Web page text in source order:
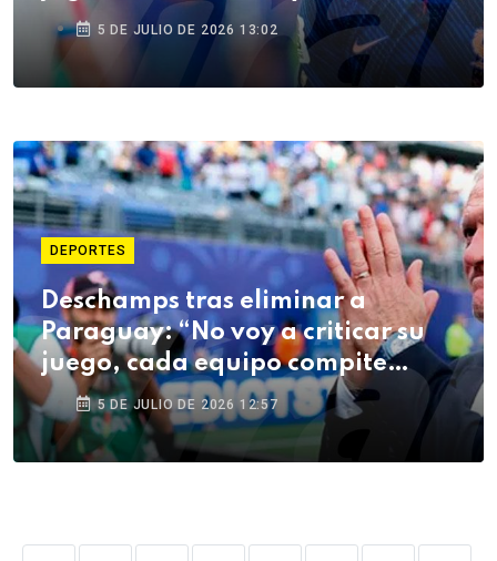
en la pelea”
5 DE JULIO DE 2026 13:02
DEPORTES
Deschamps tras eliminar a
Paraguay: “No voy a criticar su
juego, cada equipo compite
como quiere”
5 DE JULIO DE 2026 12:57